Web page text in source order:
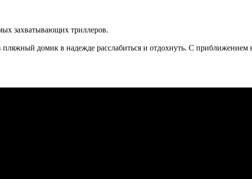
захватывающих триллеров.
домик в надежде расслабиться и отдохнуть. С приближением